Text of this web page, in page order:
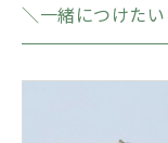
＼一緒につけた